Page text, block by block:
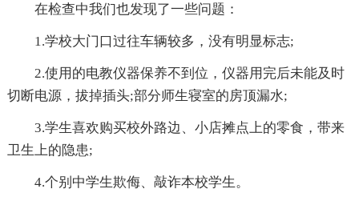
在检查中我们也发现了一些问题：
1.学校大门口过往车辆较多，没有明显标志;
2.使用的电教仪器保养不到位，仪器用完后未能及时
切断电源，拔掉插头;部分师生寝室的房顶漏水;
3.学生喜欢购买校外路边、小店摊点上的零食，带来
卫生上的隐患;
4.个别中学生欺侮、敲诈本校学生。